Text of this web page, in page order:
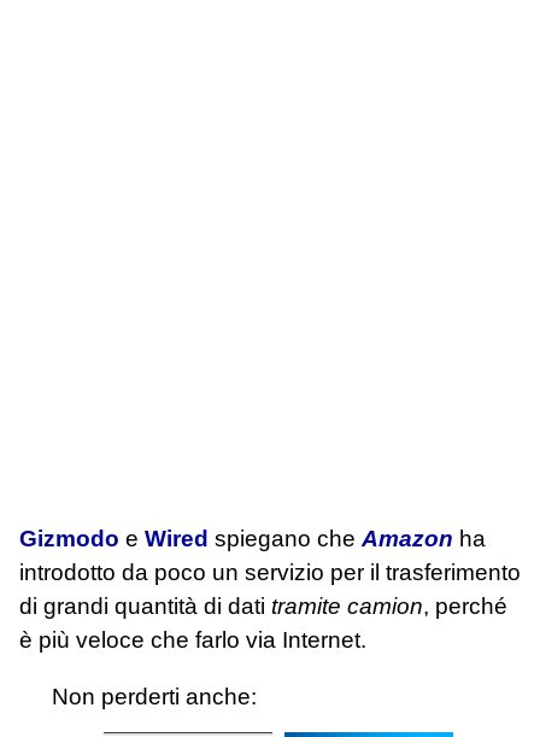
Gizmodo e Wired spiegano cheAmazon ha
introdotto da poco un servizio per il trasferimento
di grandi quantità di dati tramite camion, perché
è più veloce che farlo via Internet.
Non perderti anche: